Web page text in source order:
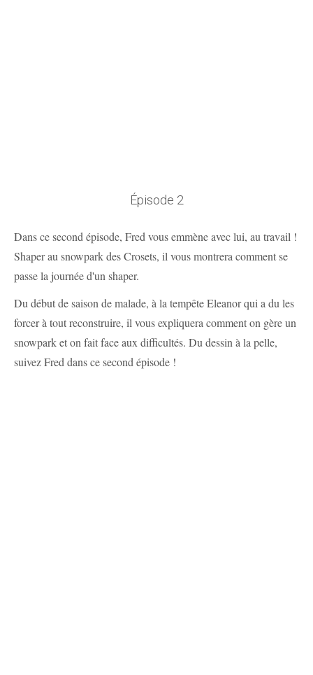
Épisode 2
Dans ce second épisode, Fred vous emmène avec lui, au travail !
Shaper au snowpark des Crosets, il vous montrera comment se
passe la journée d'un shaper.
Du début de saison de malade, à la tempête Eleanor qui a du les
forcer à tout reconstruire, il vous expliquera comment on gère un
snowpark et on fait face aux difficultés. Du dessin à la pelle,
suivez Fred dans ce second épisode !